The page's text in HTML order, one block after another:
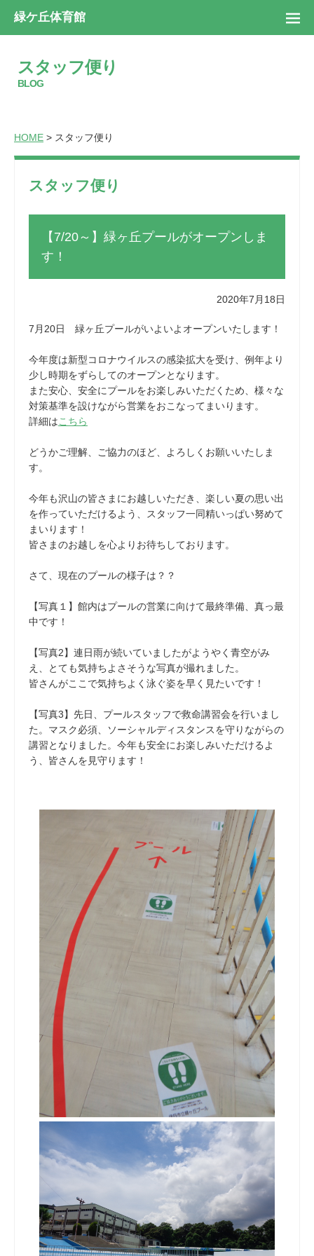
緑ケ丘体育館
スタッフ便り
BLOG
HOME > スタッフ便り
スタッフ便り
【7/20～】緑ヶ丘プールがオープンしま
す！
2020年7月18日
7月20日 緑ヶ丘プールがいよいよオープンいたします！
今年度は新型コロナウイルスの感染拡大を受け、例年より
少し時期をずらしてのオープンとなります。
また安心、安全にプールをお楽しみいただくため、様々な
対策基準を設けながら営業をおこなってまいります。
詳細はこちら
どうかご理解、ご協力のほど、よろしくお願いいたしま
す。
今年も沢山の皆さまにお越しいただき、楽しい夏の思い出
を作っていただけるよう、スタッフ一同精いっぱい努めて
まいります！
皆さまのお越しを心よりお待ちしております。
さて、現在のプールの様子は？？
【写真１】館内はプールの営業に向けて最終準備、真っ最
中です！
【写真2】連日雨が続いていましたがようやく青空がみ
え、とても気持ちよさそうな写真が撮れました。
皆さんがここで気持ちよく泳ぐ姿を早く見たいです！
【写真3】先日、プールスタッフで救命講習会を行いまし
た。マスク必須、ソーシャルディスタンスを守りながらの
講習となりました。今年も安全にお楽しみいただけるよ
う、皆さんを見守ります！